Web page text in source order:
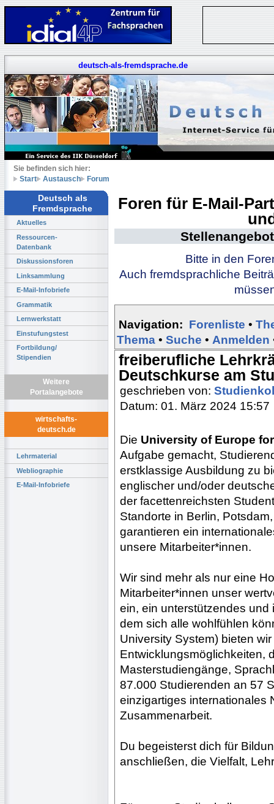
deutsch-als-fremdsprache.de
Sie befinden sich hier:
Start
Austausch Forum
Deutsch als
Fremdsprache
Aktuelles
Ressourcen-
Datenbank
Diskussionsforen
Linksammlung
E-Mail-Infobriefe
Grammatik
Lernwerkstatt
Einstufungstest
Fortbildung/
Stipendien
Weitere
Portalangebote
wirtschafts-
deutsch.de
Lehrmaterial
Webliographie
E-Mail-Infobriefe
Foren für E-Mail-
Bitte in den
Auch fremdsprachliche
Navigation: Forenliste •
Thema • Suche • Anmelden
freiberufliche
Deutschkurse am
geschrieben von:
Datum: 01. März 2024 15:57
Die University of Europe
Aufgabe gemacht,
erstklassige Ausbildung zu
englischer und/oder
der facettenreichsten
Standorte in Berlin,
garantieren ein
unsere Mitarbeiter*innen.
Wir sind mehr als nur eine
Mitarbeiter*innen unser
ein, ein unterstützendes und
dem sich alle wohlfühlen
University System) bieten
Entwicklungsmöglichkeiten,
Masterstudiengänge,
87.000 Studierenden an 57
einzigartiges internationales
Zusammenarbeit.
Du begeisterst dich für
anschließen, die Vielfalt,